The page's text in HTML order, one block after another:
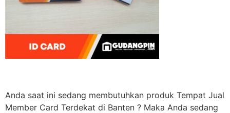
Anda saat ini sedang membutuhkan produk Tempat Jual
Member Card Terdekat di Banten ? Maka Anda sedang